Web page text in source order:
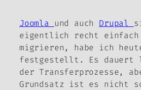
Joomla und auch Drupal
eigentlich recht einfach
migrieren, habe ich
festgestellt. Es dauert
der Transferprozesse,
Grundsatz ist es nicht